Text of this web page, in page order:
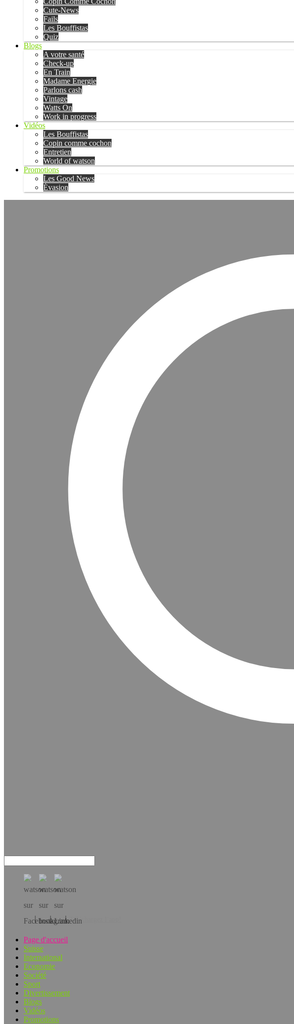
Cute-News
Fails
Les Bouffistas
Quiz
Blogs
A votre santé
Check-up
En Train
Madame Energie
Parlons cash
Vintage
Watts On
Work in progress
Vidéos
Les Bouffistas
Copin comme cochon
Entretien
World of watson
Promotions
Les Good News
Évasion
Téléchargez l’app!
Page d'accueil
Suisse
International
Economie
Société
Sport
Divertissement
Blogs
Vidéos
Promotions